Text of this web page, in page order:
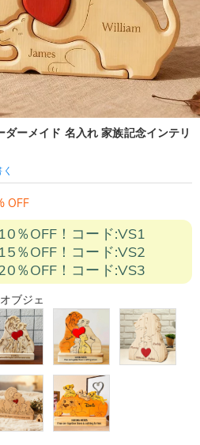
ーメイド 名入れ 家族記念インテリ
OFF
％OFF！コード:VS1
％OFF！コード:VS2
％OFF！コード:VS3
ブジェ